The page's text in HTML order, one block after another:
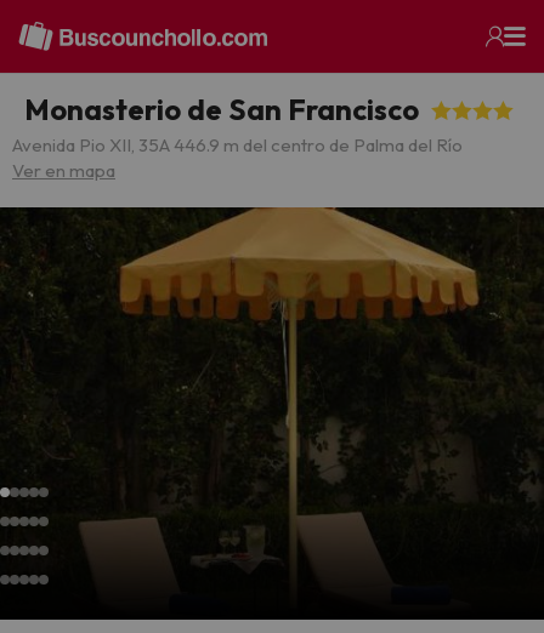
Monasterio de San Francisco
Avenida Pio XII, 35A 446.9 m del centro de Palma del Río
Ver en mapa